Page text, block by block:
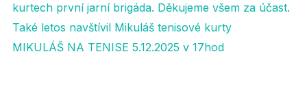
kurtech první jarní brigáda. Děkujeme všem za účast.
Také letos navštívil Mikuláš tenisové kurty
MIKULÁŠ NA TENISE 5.12.2025 v 17hod